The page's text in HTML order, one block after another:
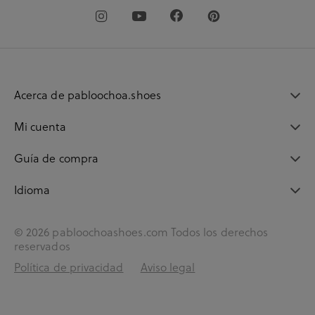
Acerca de pabloochoa.shoes
Mi cuenta
Guía de compra
Idioma
© 2026 pabloochoashoes.com Todos los derechos
reservados
Política de privacidad
Aviso legal